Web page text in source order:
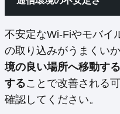
不安定なWi-Fiやモバイ
の取り込みがうまくい
境の良い場所へ移動す
することで改善される
確認してください。